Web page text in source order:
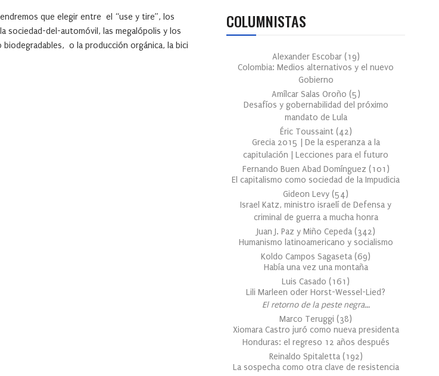
que elegir entre el “use y tire”, los
sociedad-del-automóvil, las megalópolis y los
o la producción orgánica, la bici
COLUMNISTAS
Alexander Escobar (19)
Colombia: Medios alternativos y el nuevo
Gobierno
Amílcar Salas Oroño (5)
Desafíos y gobernabilidad del próximo
mandato de Lula
Éric Toussaint (42)
Grecia 2015 | De la esperanza a la
capitulación | Lecciones para el futuro
Fernando Buen Abad Domínguez (101 )
El capitalismo como sociedad de la Impudicia
Gideon Levy (54)
Israel Katz, ministro israelí de Defensa y
criminal de guerra a mucha honra
Juan J. Paz y Miño Cepeda (342)
Humanismo latinoamericano y socialismo
Koldo Campos Sagaseta (69)
Había una vez una montaña
Luis Casado (161 )
Lili Marleen oder Horst-Wessel-Lied?
El retorno de la peste negra…
Marco Teruggi (38)
Xiomara Castro juró como nueva presidenta
Honduras: el regreso 12 años después
Reinaldo Spitaletta (192)
La sospecha como otra clave de resistencia